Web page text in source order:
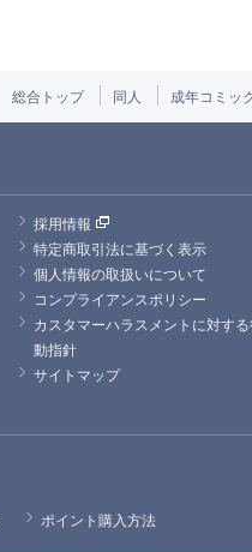
総合トップ 同人 成年コミッ
採用情報
特定商取引法に基づく表示
個人情報の取扱いについて
コンプライアンスポリシー
カスタマーハラスメントに対す
動指針
サイトマップ
ポイント購入方法